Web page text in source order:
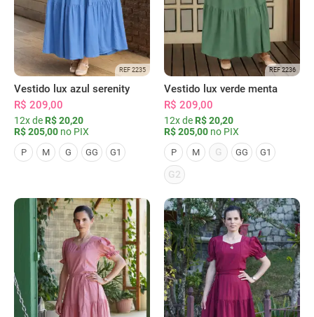
REF 2235
Vestido lux azul serenity
R$ 209,00
12x de R$ 20,20
R$ 205,00 no PIX
P M G GG G1
REF 2236
Vestido lux verde menta
R$ 209,00
12x de R$ 20,20
R$ 205,00 no PIX
P M G GG G1
G2